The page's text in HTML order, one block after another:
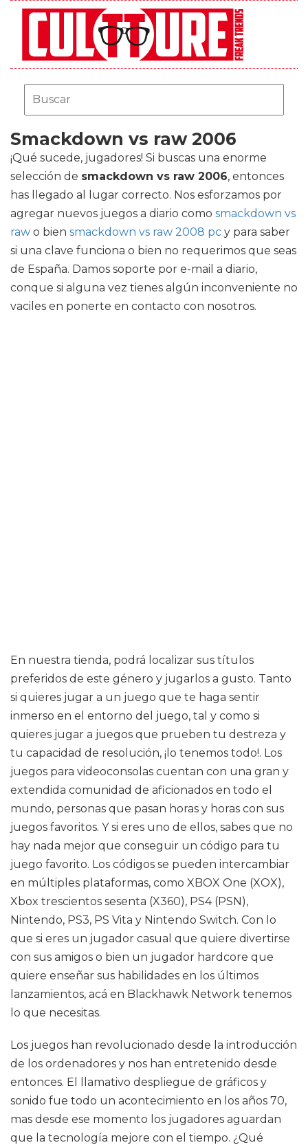
Smackdown vs raw 2006
¡Qué sucede, jugadores! Si buscas una enorme
selección de smackdown vs raw 2006, entonces
has llegado al lugar correcto. Nos esforzamos por
agregar nuevos juegos a diario como smackdown vs
raw o bien smackdown vs raw 2008 pc y para saber
si una clave funciona o bien no requerimos que seas
de España. Damos soporte por e-mail a diario,
conque si alguna vez tienes algún inconveniente no
vaciles en ponerte en contacto con nosotros.
En nuestra tienda, podrá localizar sus títulos
preferidos de este género y jugarlos a gusto. Tanto
si quieres jugar a un juego que te haga sentir
inmerso en el entorno del juego, tal y como si
quieres jugar a juegos que prueben tu destreza y
tu capacidad de resolución, ¡lo tenemos todo!. Los
juegos para videoconsolas cuentan con una gran y
extendida comunidad de aficionados en todo el
mundo, personas que pasan horas y horas con sus
juegos favoritos. Y si eres uno de ellos, sabes que no
hay nada mejor que conseguir un código para tu
juego favorito. Los códigos se pueden intercambiar
en múltiples plataformas, como XBOX One (XOX),
Xbox trescientos sesenta (X360), PS4 (PSN),
Nintendo, PS3, PS Vita y Nintendo Switch. Con lo
que si eres un jugador casual que quiere divertirse
con sus amigos o bien un jugador hardcore que
quiere enseñar sus habilidades en los últimos
lanzamientos, acá en Blackhawk Network tenemos
lo que necesitas.
Los juegos han revolucionado desde la introducción
de los ordenadores y nos han entretenido desde
entonces. El llamativo despliegue de gráficos y
sonido fue todo un acontecimiento en los años 70,
mas desde ese momento los jugadores aguardan
que la tecnología mejore con el tiempo. ¿Qué